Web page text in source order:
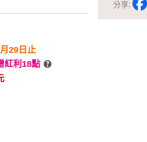
分享:
29日止
紅利18點